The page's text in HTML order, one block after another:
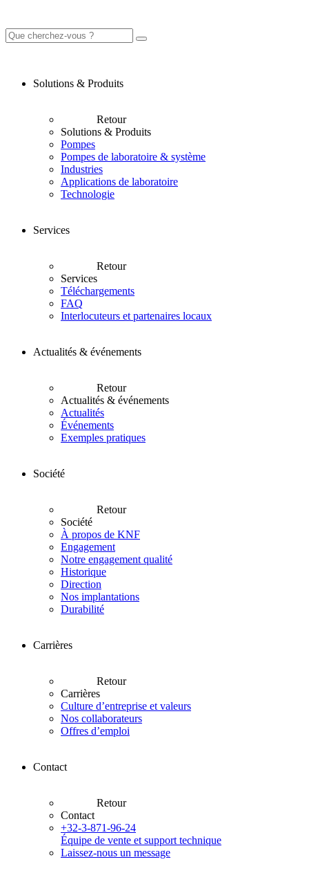
Solutions & Produits
Retour
Solutions & Produits
Pompes
Pompes de laboratoire & système
Industries
Applications de laboratoire
Technologie
Services
Retour
Services
Téléchargements
FAQ
Interlocuteurs et partenaires locaux
Actualités & événements
Retour
Actualités & événements
Actualités
Événements
Exemples pratiques
Société
Retour
Société
À propos de KNF
Engagement
Notre engagement qualité
Historique
Direction
Nos implantations
Durabilité
Carrières
Retour
Carrières
Culture d’entreprise et valeurs
Nos collaborateurs
Offres d’emploi
Contact
Retour
Contact
+32-3-871-96-24
Équipe de vente et support technique
Laissez-nous un message